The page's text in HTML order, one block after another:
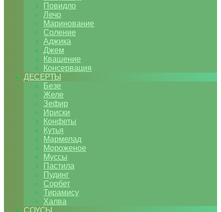
Повидло
Лечо
Маринование
Соление
Аджика
Джем
Квашение
Консервация
ДЕСЕРТЫ
Безе
Желе
Зефир
Ириски
Конфеты
Кутья
Мармелад
Мороженое
Муссы
Пастила
Пудинг
Сорбет
Тирамису
Халва
СОУСЫ